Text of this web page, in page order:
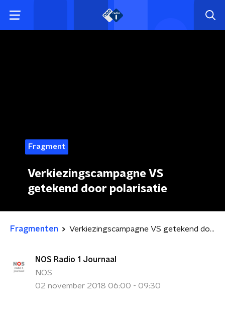
Fragment
Verkiezingscampagne VS
getekend door polarisatie
Fragmenten Verkiezingscampagne VS getekend door polarisatie
NOS Radio 1 Journaal
NOS
02 november 2018 06:00 - 09:30